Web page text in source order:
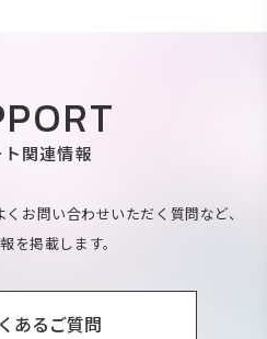
関連情報
お問い合わせいただく質問など、
を掲載します。
あるご質問